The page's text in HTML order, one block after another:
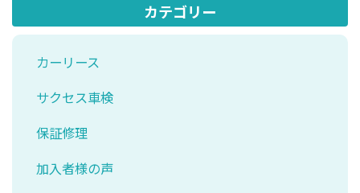
カテゴリー
カーリース
サクセス車検
保証修理
加入者様の声